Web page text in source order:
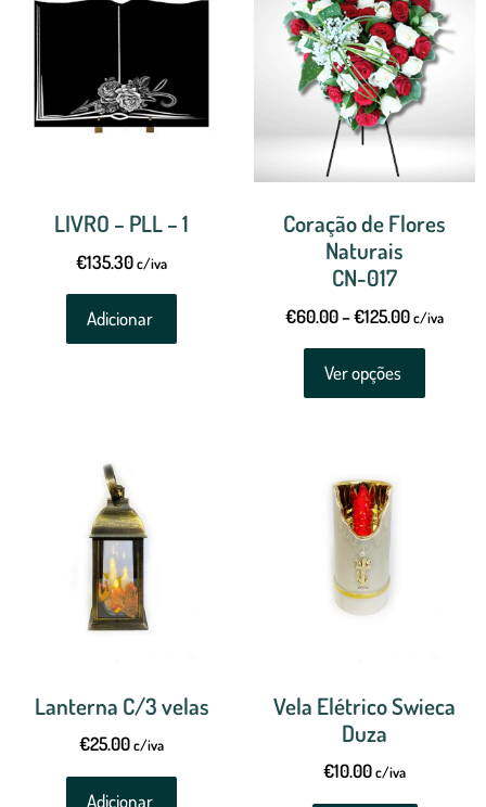
LIVRO – PLL – 1
€135.30c/iva
Adicionar
Coração de Flores
Naturais
CN-017
€60.00–€125.00c/iva
Ver opções
Lanterna C/3 velas
€25.00c/iva
Adicionar
Vela Elétrico Swieca
Duza
€10.00c/iva